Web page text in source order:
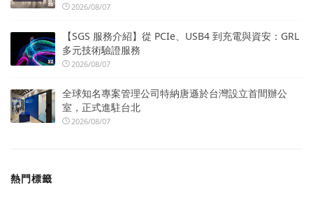
2026/08/07
【SGS 服務介紹】從 PCIe、USB4 到充電與資安：GRL
多元技術驗證服務
2026/08/07
全球知名專案管理公司特納唐遜於台灣設立首間辦公
室，正式進駐台北
2026/08/07
熱門標籤